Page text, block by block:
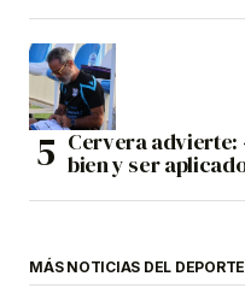
Cervera advierte:
bien y ser
MÁS NOTICIAS DEL